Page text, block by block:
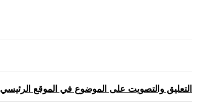
التعليق والتصويت على الموضوع في الموقع الرئيسي